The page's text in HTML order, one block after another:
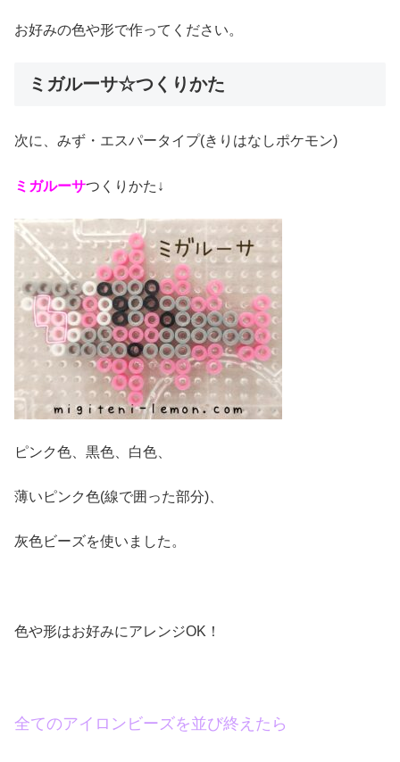
お好みの色や形で作ってください。
ミガルーサ☆つくりかた
次に、みず・エスパータイプ(きりはなしポケモン)
ミガルーサつくりかた↓
ピンク色、黒色、白色、
薄いピンク色(線で囲った部分)、
灰色ビーズを使いました。
色や形はお好みにアレンジOK！
全てのアイロンビーズを並び終えたら